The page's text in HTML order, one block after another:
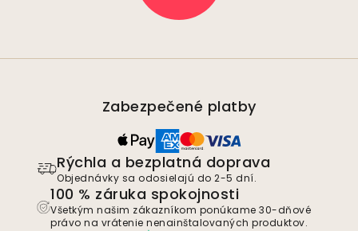
Zabezpečené platby
Rýchla a bezplatná doprava
Objednávky sa odosielajú do 2-5 dní.
100 % záruka spokojnosti
Všetkým našim zákazníkom ponúkame 30-dňové
právo na vrátenie nenainštalovaných produktov.